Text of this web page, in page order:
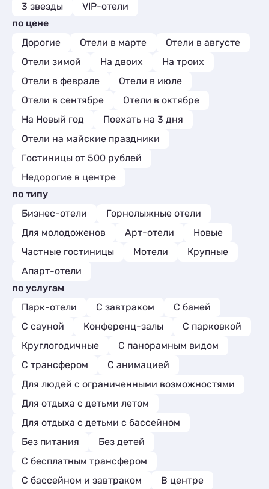
3 звезды
VIP-отели
по цене
Дорогие
Отели в марте
Отели в августе
Отели зимой
На двоих
На троих
Отели в феврале
Отели в июле
Отели в сентябре
Отели в октябре
На Новый год
Поехать на 3 дня
Отели на майские праздники
Гостиницы от 500 рублей
Недорогие в центре
по типу
Бизнес-отели
Горнолыжные отели
Для молодоженов
Арт-отели
Новые
Частные гостиницы
Мотели
Крупные
Апарт-отели
по услугам
Парк-отели
С завтраком
С баней
С сауной
Конференц-залы
С парковкой
Круглогодичные
С панорамным видом
С трансфером
С анимацией
Для людей с ограниченными возможностями
Для отдыха с детьми летом
Для отдыха с детьми с бассейном
Без питания
Без детей
С бесплатным трансфером
С бассейном и завтраком
В центре